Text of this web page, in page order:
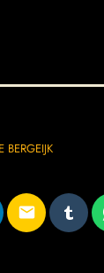
BERGEIJK
email